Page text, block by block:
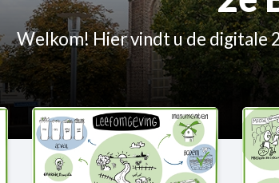
Welkom! Hier vindt u de digitale